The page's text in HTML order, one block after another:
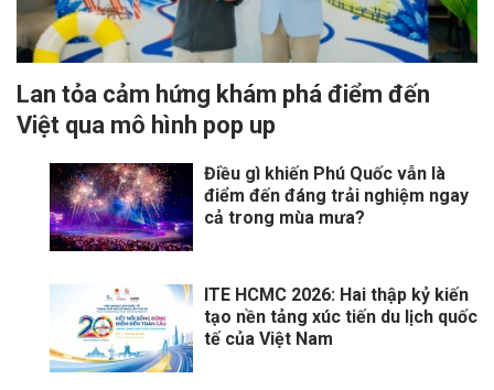
Lan tỏa cảm hứng khám phá điểm đến
Việt qua mô hình pop up
Điều gì khiến Phú Quốc vẫn là
điểm đến đáng trải nghiệm ngay
cả trong mùa mưa?
ITE HCMC 2026: Hai thập kỷ kiến
tạo nền tảng xúc tiến du lịch quốc
tế của Việt Nam